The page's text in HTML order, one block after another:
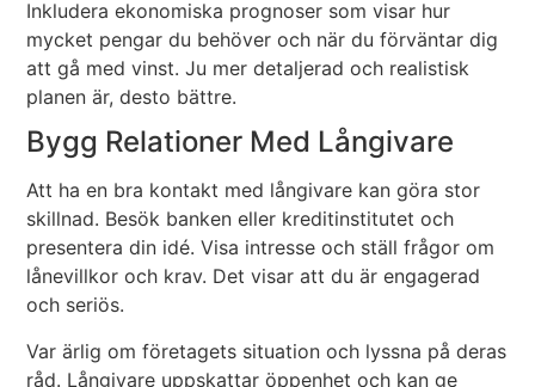
Inkludera ekonomiska prognoser som visar hur
mycket pengar du behöver och när du förväntar dig
att gå med vinst. Ju mer detaljerad och realistisk
planen är, desto bättre.
Bygg Relationer Med Långivare
Att ha en bra kontakt med långivare kan göra stor
skillnad. Besök banken eller kreditinstitutet och
presentera din idé. Visa intresse och ställ frågor om
lånevillkor och krav. Det visar att du är engagerad
och seriös.
Var ärlig om företagets situation och lyssna på deras
råd. Långivare uppskattar öppenhet och kan ge